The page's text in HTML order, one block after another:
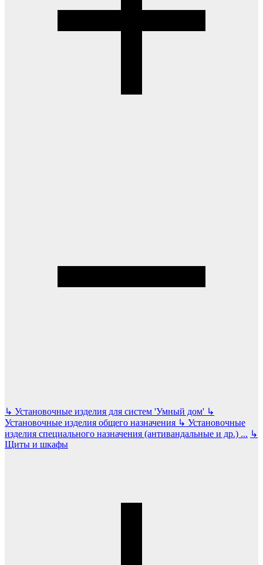
↳ Установочные изделия для систем 'Умный дом' ↳
Установочные изделия общего назначения ↳ Установочные
изделия специального назначения (антивандальные и др.) ... ↳
Щиты и шкафы